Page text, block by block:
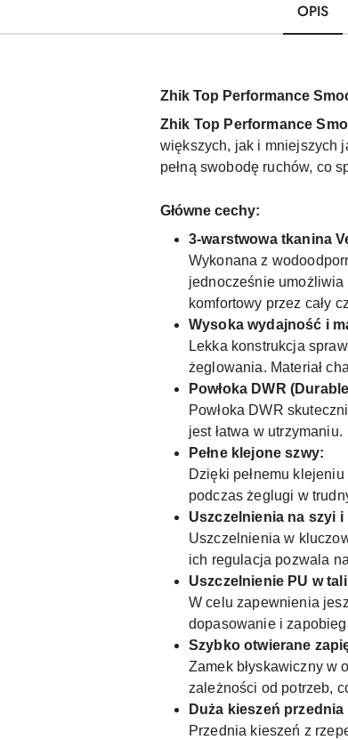
OPIS
Zhik Top Performance
Zhik Top Performance
większych, jak i mniejszych
pełną swobodę ruchów, co
Główne cechy:
3-warstwowa tkanina
Wykonana z
jednocześnie umożliwia
komfortowy przez cały
Wysoka wydajność i
Lekka konstrukcja
żeglowania. Materiał
Powłoka DWR
Powłoka DWR
jest łatwa w utrzymaniu.
Pełne klejone szwy:
Dzięki pełnemu
podczas żeglugi w
Uszczelnienia na szyi
Uszczelnienia w
ich regulacja pozwala
Uszczelnienie PU w
W celu zapewnienia
dopasowanie i
Szybko otwierane
Zamek błyskawiczny w
zależności od potrzeb,
Duża kieszeń
Przednia kieszeń z